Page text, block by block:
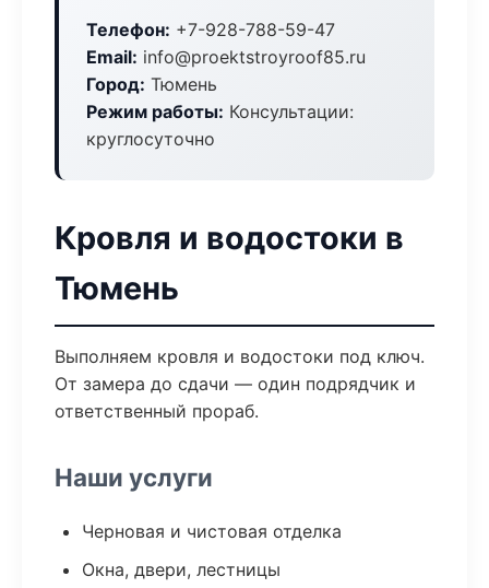
Телефон: +7-928-788-59-47
Email: info@proektstroyroof85.ru
Город: Тюмень
Режим работы: Консультации:
круглосуточно
Кровля и водостоки в
Тюмень
Выполняем кровля и водостоки под ключ.
От замера до сдачи — один подрядчик и
ответственный прораб.
Наши услуги
Черновая и чистовая отделка
Окна, двери, лестницы